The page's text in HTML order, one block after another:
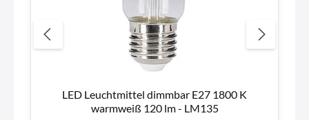
LED Leuchtmittel dimmbar E27 1800 K
warmweiß 120 lm - LM135